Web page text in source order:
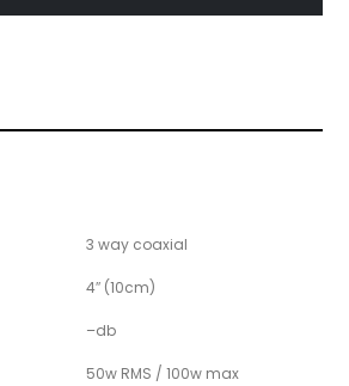
3 way coaxial
4″ (10cm)
–db
50w RMS / 100w max